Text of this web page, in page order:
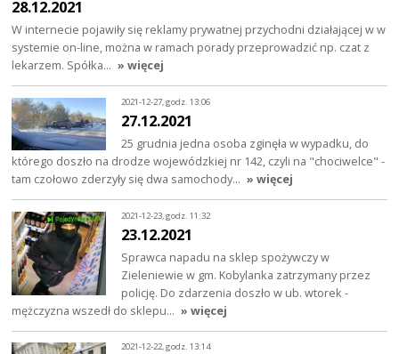
28.12.2021
W internecie pojawiły się reklamy prywatnej przychodni działającej w w
systemie on-line, można w ramach porady przeprowadzić np. czat z
lekarzem. Spółka… » więcej
2021-12-27, godz. 13:06
27.12.2021
25 grudnia jedna osoba zginęła w wypadku, do
którego doszło na drodze wojewódzkiej nr 142, czyli na "chociwelce" -
tam czołowo zderzyły się dwa samochody… » więcej
2021-12-23, godz. 11:32
23.12.2021
Sprawca napadu na sklep spożywczy w
Zieleniewie w gm. Kobylanka zatrzymany przez
policję. Do zdarzenia doszło w ub. wtorek -
mężczyzna wszedł do sklepu… » więcej
2021-12-22, godz. 13:14